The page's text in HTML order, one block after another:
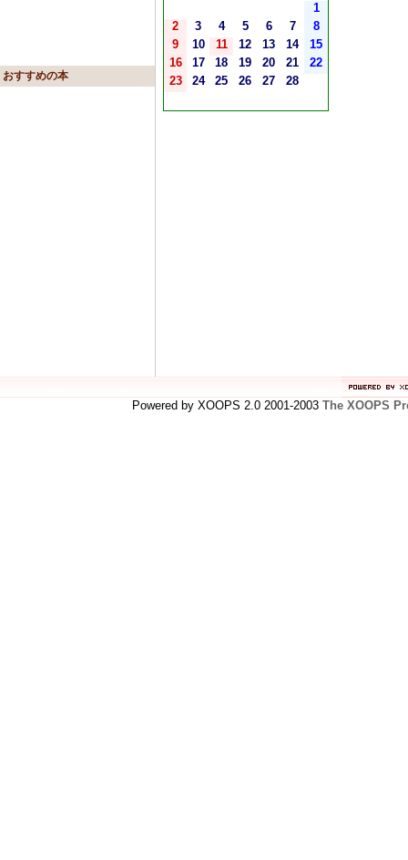
おすすめの本
1
2
3 4 5 6 7
8
9
10 11 12 13 14
15
16
17 18 19 20 21
22
23
24 25 26 27 28
Powered by XOOPS 2.0 2001-2003 The XOOPS